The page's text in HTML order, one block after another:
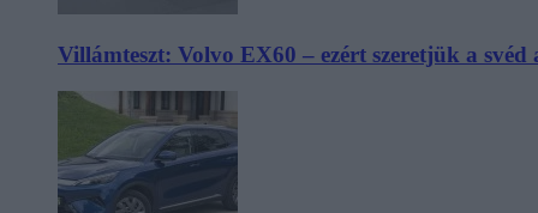
Villámteszt: Volvo EX60 – ezért szeretjük a svéd